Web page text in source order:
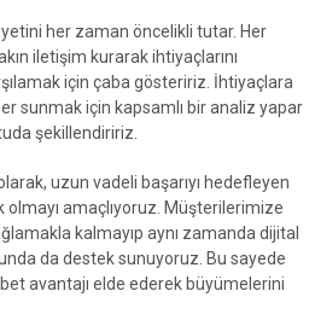
her zaman öncelikli tutar. Her
iletişim kurarak ihtiyaçlarını
için çaba gösteririz. İhtiyaçlara
sunmak için kapsamlı bir analiz yapar
şekillendiririz.
uzun vadeli başarıyı hedefleyen
amaçlıyoruz. Müşterilerimize
kalmayıp aynı zamanda dijital
da destek sunuyoruz. Bu sayede
avantajı elde ederek büyümelerini